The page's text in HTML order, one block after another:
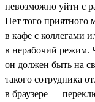
невозможно уйти с
Нет того приятного
в кафе с коллегами
в нерабочий режим.
он должен быть на
такого сотрудника
в браузере —